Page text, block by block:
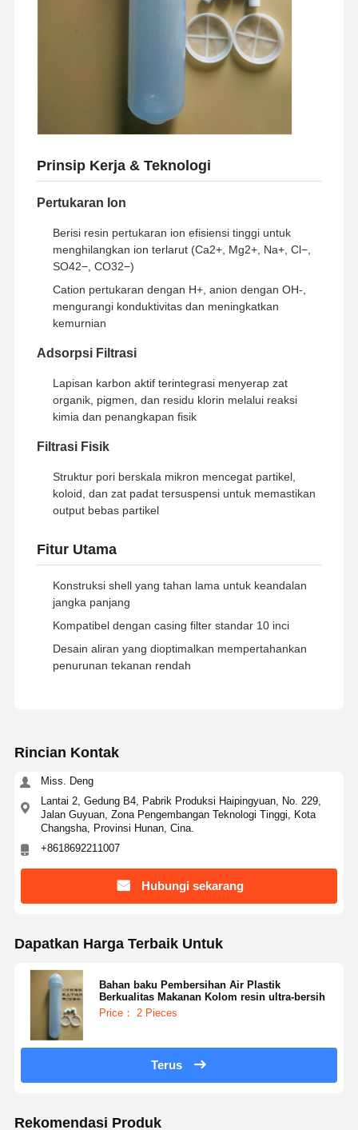
Video
Kami
Kontrol
Kualitas
Penawaran
Harga
Sistem Air Ultra Murni Laboratorium
Mesin Air Ultra Murni
sistem pemurnian air ultra murni
Peralatan air ultra murni
Sistem Filtrasi Air Ultra Murni
Sistem Pembersihan Air Industri
Konsumsi Pembersihan Air
Aksesoris sistem pemurnian air
Prinsip Kerja & Teknologi
Pertukaran Ion
Berisi resin pertukaran ion efisiensi tinggi untuk
menghilangkan ion terlarut (Ca2+, Mg2+, Na+, Cl−,
SO42−, CO32−)
Cation pertukaran dengan H+, anion dengan OH-,
mengurangi konduktivitas dan meningkatkan
kemurnian
Adsorpsi Filtrasi
Lapisan karbon aktif terintegrasi menyerap zat
organik, pigmen, dan residu klorin melalui reaksi
kimia dan penangkapan fisik
Filtrasi Fisik
Struktur pori berskala mikron mencegat partikel,
koloid, dan zat padat tersuspensi untuk memastikan
output bebas partikel
Fitur Utama
Konstruksi shell yang tahan lama untuk keandalan
jangka panjang
Kompatibel dengan casing filter standar 10 inci
Desain aliran yang dioptimalkan mempertahankan
penurunan tekanan rendah
Rincian Kontak
Miss. Deng
Lantai 2, Gedung B4, Pabrik Produksi Haipingyuan, No. 229,
Jalan Guyuan, Zona Pengembangan Teknologi Tinggi, Kota
Changsha, Provinsi Hunan, Cina.
+8618692211007
Hubungi sekarang
Dapatkan Harga Terbaik Untuk
Bahan baku Pembersihan Air Plastik
Berkualitas Makanan Kolom resin ultra-bersih
Price： 2 Pieces
Terus
Rekomendasi Produk